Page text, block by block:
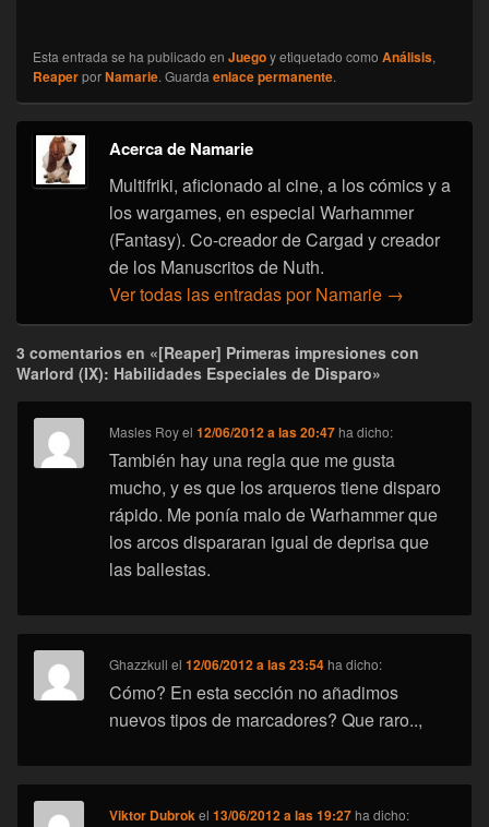
Esta entrada se ha publicado en Juegoy etiquetado como Análisis,
ReaperporNamarie. Guarda enlace permanente.
Acerca de Namarie
Multifriki, aficionado al cine, a los cómics y a
los wargames, en especial Warhammer
(Fantasy). Co-creador de Cargad y creador
de los Manuscritos de Nuth.
Ver todas las entradas por Namarie →
3 comentarios en «[Reaper] Primeras impresiones con
Warlord (IX): Habilidades Especiales de Disparo»
Masles Royel12/06/2012 a las 20:47 ha dicho:
También hay una regla que me gusta
mucho, y es que los arqueros tiene disparo
rápido. Me ponía malo de Warhammer que
los arcos dispararan igual de deprisa que
las ballestas.
Ghazzkull el12/06/2012 a las 23:54 ha dicho:
Cómo? En esta sección no añadimos
nuevos tipos de marcadores? Que raro..,
Viktor Dubrokel13/06/2012 a las 19:27 ha dicho: